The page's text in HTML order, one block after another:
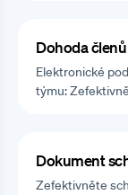
Dohoda
Elektronické
týmu:
Dokument
Zefektivněte